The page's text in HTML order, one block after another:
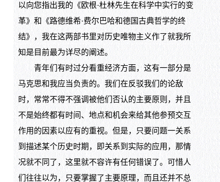
以向您指出我的《欧根·杜林先生在科学中实行的变
革》和《路德维希·费尔巴哈和德国古典哲学的终
结》，我在这两部书里对历史唯物主义作了就我所
知是目前最为详尽的阐述。
青年们有时过分看重经济方面，这有一部分是
马克思和我应当负责的。我们在反驳我们的论敌
时，常常不得不强调被他们否认的主要原则，并且
不是始终都有时间、地点和机会来给其他参预交互
作用的因素以应有的重视。但是，只要问题一关系
到描述某个历史时期，即关系到实际的应用，那情
况就不同了，这里就不容许有任何错误了。可惜人
们往往以为，只要掌握了主要原理，而且还并不总